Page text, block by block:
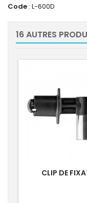
Code : L-600D
16 AUTRES
CLIP DE